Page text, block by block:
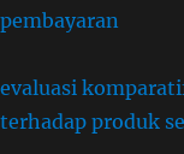
pembayaran
evaluasi
terhadap produk